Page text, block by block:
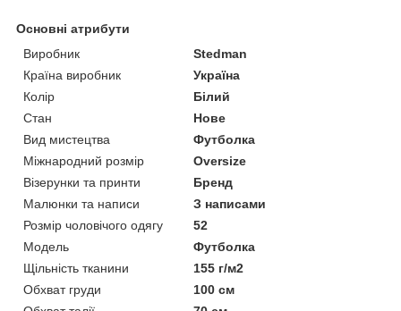
Основні атрибути
Виробник
Stedman
Країна виробник
Україна
Колір
Білий
Стан
Нове
Вид мистецтва
Футболка
Міжнародний розмір
Oversize
Візерунки та принти
Бренд
Малюнки та написи
З написами
Розмір чоловічого одягу
52
Мoдель
Футболка
Щільність тканини
155 г/м2
Обхват груди
100 см